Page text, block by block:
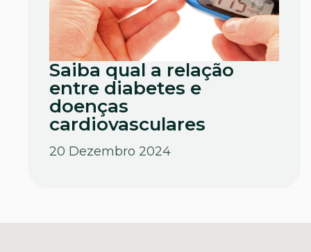
Saiba qual a relação
entre diabetes e
doenças
cardiovasculares
20 Dezembro 2024